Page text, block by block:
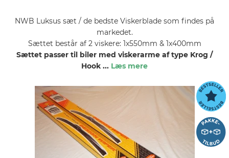
Produkter
NWB Luksus sæt / de bedste Viskerblade som findes på
markedet.
Sættet består af 2 viskere: 1x550mm & 1x400mm
Sættet passer til biler med viskerarme af type Krog /
Hook ... Læs mere